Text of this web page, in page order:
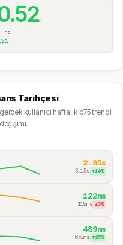
s
Tarihçesi
kullanıcı haftalık p75 trendi.
2.85s
3.15s ▼10%
122ms
119ms ▲3%
489ms
653ms ▼25%